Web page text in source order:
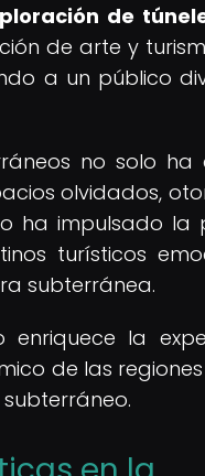
de
de arte y
a un público
no solo
olvidados,
ha impulsado la
turísticos
subterránea.
la
de las